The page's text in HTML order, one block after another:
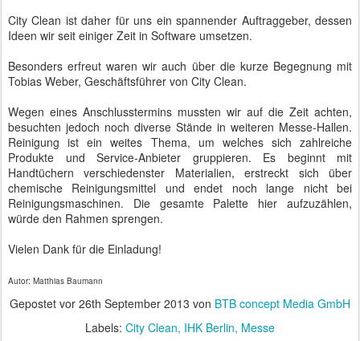
City Clean ist daher für uns ein spannender Auftraggeber, dessen
Ideen wir seit einiger Zeit in Software umsetzen.
Besonders erfreut waren wir auch über die kurze Begegnung mit
Tobias Weber, Geschäftsführer von City Clean.
Wegen eines Anschlusstermins mussten wir auf die Zeit achten,
besuchten jedoch noch diverse Stände in weiteren Messe-Hallen.
Reinigung ist ein weites Thema, um welches sich zahlreiche
Produkte und Service-Anbieter gruppieren. Es beginnt mit
Handtüchern verschiedenster Materialien, erstreckt sich über
chemische Reinigungsmittel und endet noch lange nicht bei
Reinigungsmaschinen. Die gesamte Palette hier aufzuzählen,
würde den Rahmen sprengen.
Vielen Dank für die Einladung!
Autor: Matthias Baumann
Gepostet vor 26th September 2013 von BTB concept Media GmbH
Labels: City Clean IHK Berlin Messe